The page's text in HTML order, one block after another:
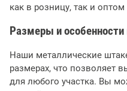
как в розницу, так и
Размеры и
Наши металлические
размерах, что позволяет
для любого участка. Вы